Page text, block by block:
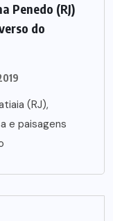
Penedo (RJ)
do
(RJ),
e paisagens